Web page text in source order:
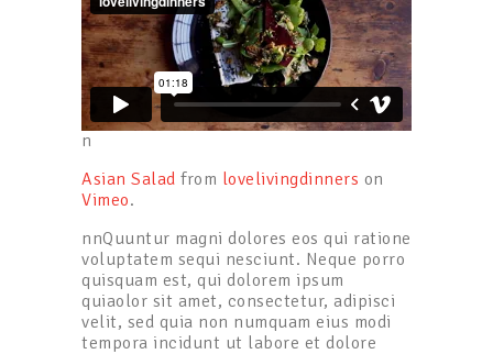
n
Asian Salad from lovelivingdinners on
Vimeo.
nnQuuntur magni dolores eos qui ratione
voluptatem sequi nesciunt. Neque porro
quisquam est, qui dolorem ipsum
quiaolor sit amet, consectetur, adipisci
velit, sed quia non numquam eius modi
tempora incidunt ut labore et dolore